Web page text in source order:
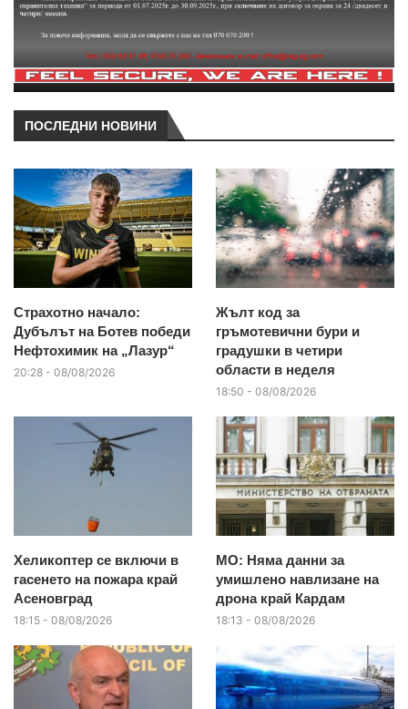
ПОСЛЕДНИ НОВИНИ
Страхотно начало:
Дубълът на Ботев победи
Нефтохимик на „Лазур“
20:28 - 08/08/2026
Жълт код за
гръмотевични бури и
градушки в четири
области в неделя
18:50 - 08/08/2026
Хеликоптер се включи в
гасенето на пожара край
Асеновград
18:15 - 08/08/2026
МО: Няма данни за
умишлено навлизане на
дрона край Кардам
18:13 - 08/08/2026